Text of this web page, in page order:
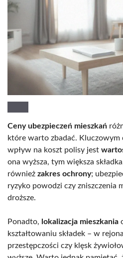
Ceny ubezpieczeń mieszkań
które warto zbadać. Kluczowym
wpływ na koszt polisy jest
ona wyższa, tym większa
również zakres ochrony;
ryzyko powodzi czy zniszczenia
droższe.
Ponadto, lokalizacja mieszkania
kształtowaniu składek – w
przestępczości czy klęsk